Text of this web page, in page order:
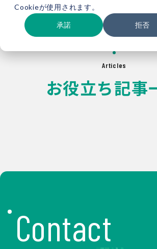
Cookieが使用されます。
承諾 拒否
Articles
お役立ち記事
Contact